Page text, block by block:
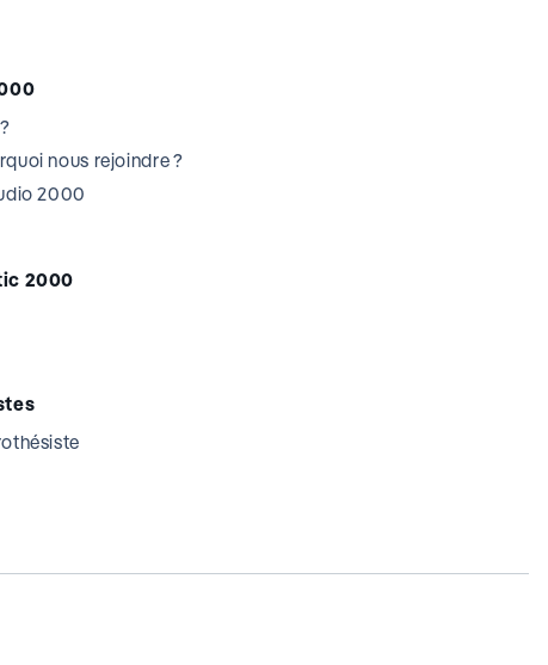
nous rejoindre ?
2000
2000